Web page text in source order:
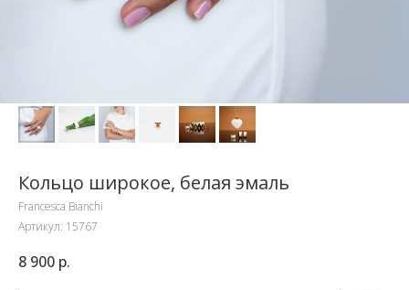
Кольцо широкое, белая эмаль
Francesca Bianchi
Артикул: 15767
8 900 р.